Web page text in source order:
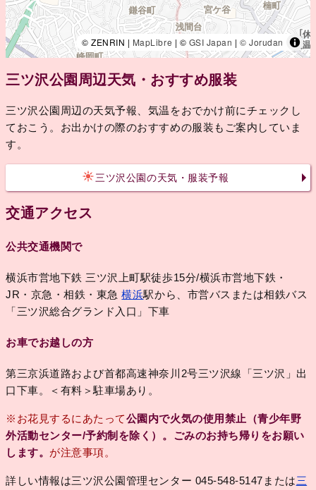
© ZENRIN | MapLibre | © GSI Japan |© Jorudan
三ツ沢公園周辺天気・おすすめ服装
三ツ沢公園周辺の天気予報、気温をおでかけ前にチェックし
ておこう。お出かけの際のおすすめの服装もご案内していま
す。
三ツ沢公園の天気・服装予報
交通アクセス
公共交通機関で
横浜市営地下鉄 三ツ沢上町駅徒歩15分/横浜市営地下鉄・
JR・京急・相鉄・東急横浜駅から、市営バスまたは相鉄バス
「三ツ沢総合グランド入口」下車
お車でお越しの方
第三京浜道路および首都高速神奈川2号三ツ沢線「三ツ沢」出
口下車。＜有料＞駐車場あり。
※お花見するにあたって公園内で火気の使用禁止（青少年野
外活動センター/予約制を除く）。ごみのお持ち帰りをお願い
します。 が注意事項。
詳しい情報は三ツ沢公園管理センター 045-548-5147または三